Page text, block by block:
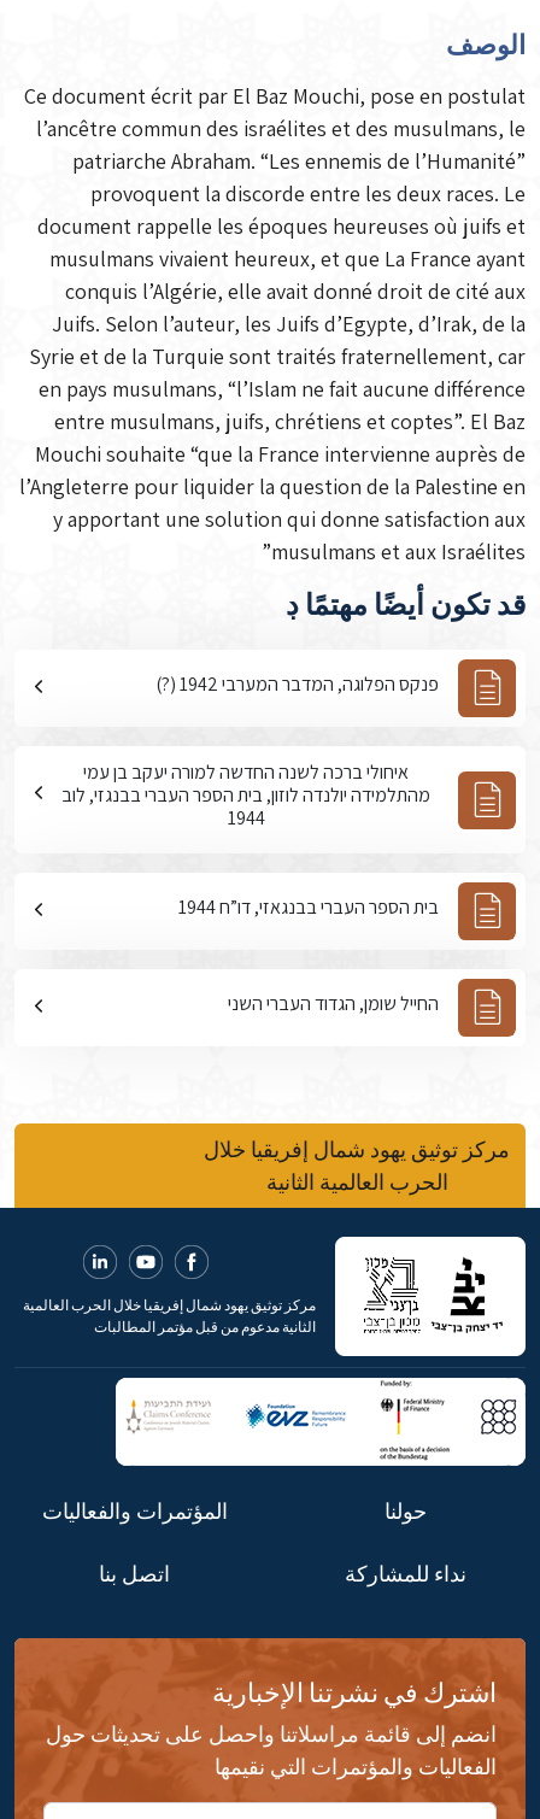
الوصف
Ce document écrit par El Baz Mouchi, pose en postulat
l’ancêtre commun des israélites et des musulmans, le
patriarche Abraham. “Les ennemis de l’Humanité”
provoquent la discorde entre les deux races. Le
document rappelle les époques heureuses où juifs et
musulmans vivaient heureux, et que La France ayant
conquis l’Algérie, elle avait donné droit de cité aux
Juifs. Selon l’auteur, les Juifs d’Egypte, d’Irak, de la
Syrie et de la Turquie sont traités fraternellement, car
en pays musulmans, “l’Islam ne fait aucune différence
entre musulmans, juifs, chrétiens et coptes”. El Baz
Mouchi souhaite “que la France intervienne auprès de
l’Angleterre pour liquider la question de la Palestine en
y apportant une solution qui donne satisfaction aux
musulmans et aux Israélites”
قد تكون أيضًا مهتمًا ڊ
פנקס הפלוגה, המדבר המערבי 1942 (?)
איחולי ברכה לשנה החדשה למורה יעקב בן עמי
מהתלמידה יולנדה לוזון, בית הספר העברי בבנגזי, לוב
1944
בית הספר העברי בבנגאזי, דו”ח 1944
החייל שומן, הגדוד העברי השני
مركز توثيق يهود شمال إفريقيا خلال
الحرب العالمية الثانية
مركز توثيق يهود شمال إفريقيا خلال الحرب العالمية
الثانية مدعوم من قبل مؤتمر المطالبات
حولنا المؤتمرات والفعاليات
نداء للمشاركة اتصل بنا
اشترك في نشرتنا الإخبارية
انضم إلى قائمة مراسلاتنا واحصل على تحديثات حول
الفعاليات والمؤتمرات التي نقيمها